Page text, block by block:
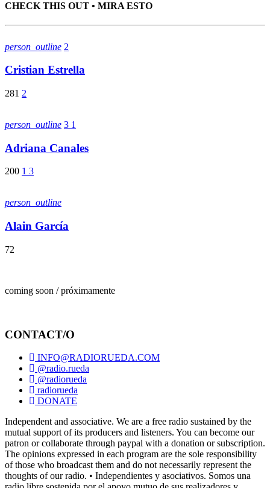
CHECK THIS OUT • MIRA ESTO
person_outline 2
Cristian Estrella
281 2
person_outline 3 1
Adriana Canales
200 1 3
person_outline
Alain García
72
coming soon / próximamente
CONTACT/O
INFO@RADIORUEDA.COM
@radio.rueda
@radiorueda
radiorueda
DONATE
Independent and associative. We are a free radio sustained by the
mutual support of its producers and listeners. You can become our
patron or collaborate through paypal with a donation or subscription.
The opinions expressed in each program are the sole responsibility
of those who broadcast them and do not necessarily represent the
thoughts of our radio. • Independientes y asociativos. Somos una